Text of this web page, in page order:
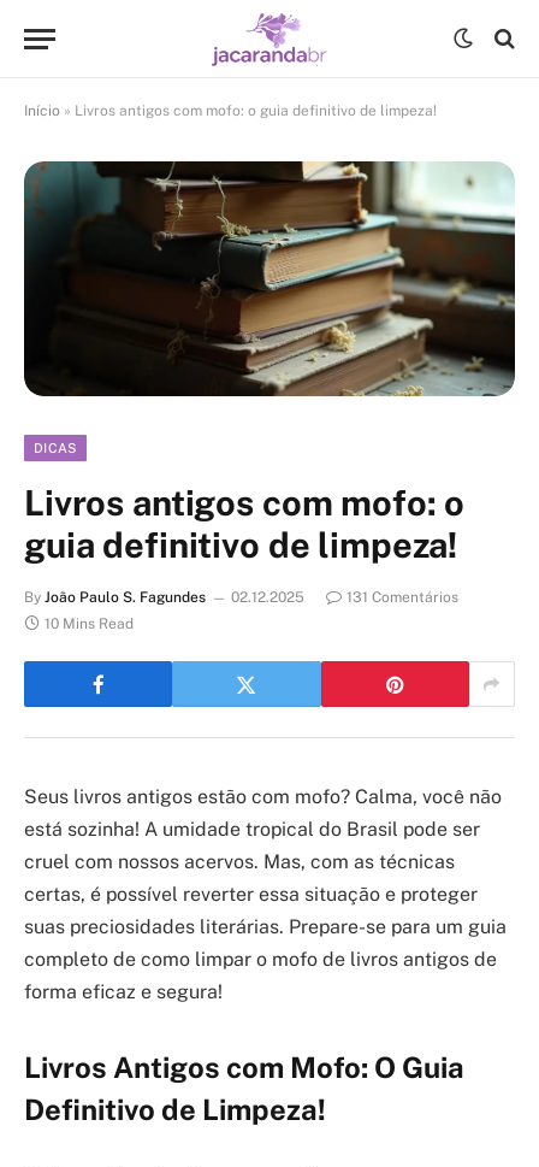
Início » Livros antigos com mofo: o guia definitivo de limpeza!
DICAS
Livros antigos com mofo: o
guia definitivo de limpeza!
By João Paulo S. Fagundes 02.12.2025
131 Comentários
10 Mins Read
Seus livros antigos estão com mofo? Calma, você não
está sozinha! A umidade tropical do Brasil pode ser
cruel com nossos acervos. Mas, com as técnicas
certas, é possível reverter essa situação e proteger
suas preciosidades literárias. Prepare-se para um guia
completo de como limpar o mofo de livros antigos de
forma eficaz e segura!
Livros Antigos com Mofo: O Guia
Definitivo de Limpeza!